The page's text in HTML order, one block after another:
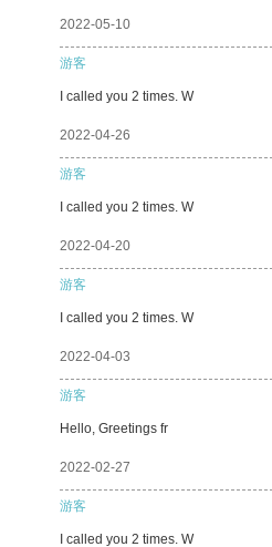
2022-05-10
游客
I called you 2 times. W
2022-04-26
游客
I called you 2 times. W
2022-04-20
游客
I called you 2 times. W
2022-04-03
游客
Hello, Greetings fr
2022-02-27
游客
I called you 2 times. W